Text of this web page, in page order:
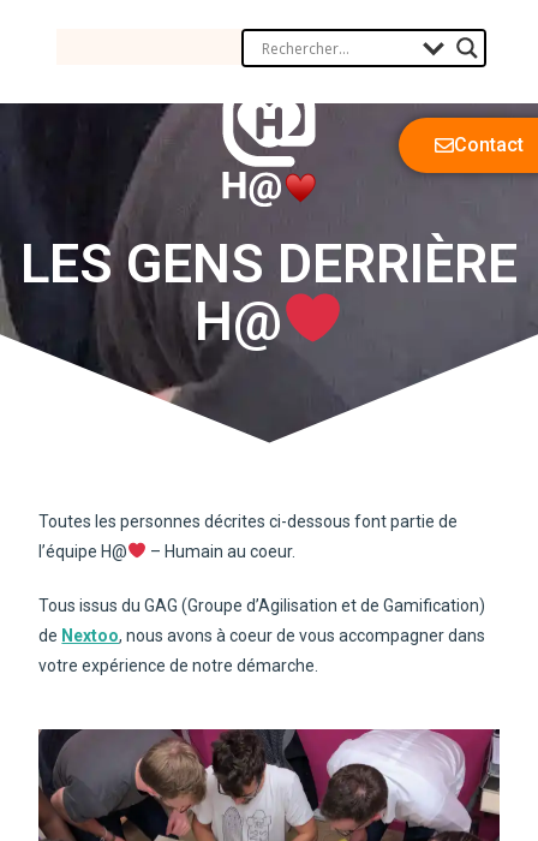
Contact
LES GENS DERRIÈRE
H@
Toutes les personnes décrites ci-dessous font partie de
l’équipe H@
– Humain au coeur.
Tous issus du GAG (Groupe d’Agilisation et de Gamification)
de Nextoo, nous avons à coeur de vous accompagner dans
votre expérience de notre démarche.